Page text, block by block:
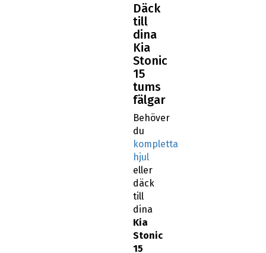
Däck
till
dina
Kia
Stonic
15
tums
fälgar
Behöver
du
kompletta
hjul
eller
däck
till
dina
Kia
Stonic
15